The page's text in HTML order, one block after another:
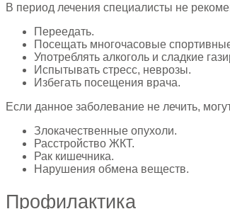
В период лечения специалисты не
Переедать.
Посещать многочасовые
Употреблять алкоголь и сладкие
Испытывать стресс, неврозы.
Избегать посещения врача.
Если данное заболевание не лечить,
Злокачественные опухоли.
Расстройство ЖКТ.
Рак кишечника.
Нарушения обмена веществ.
Профилактика